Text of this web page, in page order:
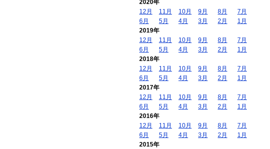
2020年
12月
11月 10月 9月 8月
7月
6月
5月 4月 3月 2月
1月
2019年
12月
11月 10月 9月 8月
7月
6月
5月 4月 3月 2月
1月
2018年
12月
11月 10月 9月 8月
7月
6月
5月 4月 3月 2月
1月
2017年
12月
11月 10月 9月 8月
7月
6月
5月 4月 3月 2月
1月
2016年
12月
11月 10月 9月 8月
7月
6月
5月 4月 3月 2月
1月
2015年